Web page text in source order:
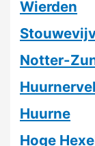
Wierden
Notter-
Huurne
Hoge